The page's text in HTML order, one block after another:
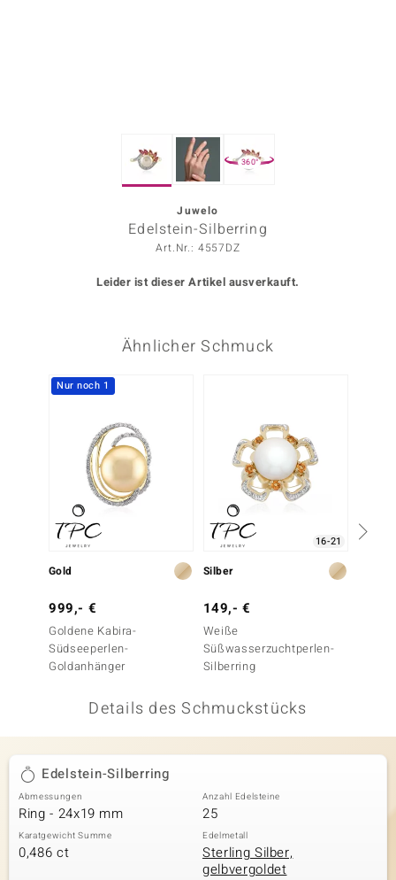
Collection
BY DE MELO
Collection
Classics
360°
Juwelo
Edelstein-Silberring
Art.Nr.: 4557DZ
Leider ist dieser Artikel ausverkauft.
Ähnlicher Schmuck
Nur noch 1
Gold
999,- €
Goldene Kabira-
Südseeperlen-
Goldanhänger
16-21
Silber
149,- €
Weiße
Süßwasserzuchtperlen-
Silberring
Details des Schmuckstücks
Edelstein-Silberring
Abmessungen
Ring - 24x19 mm
Anzahl Edelsteine
25
Karatgewicht Summe
0,486 ct
Edelmetall
Sterling Silber,
gelbvergoldet